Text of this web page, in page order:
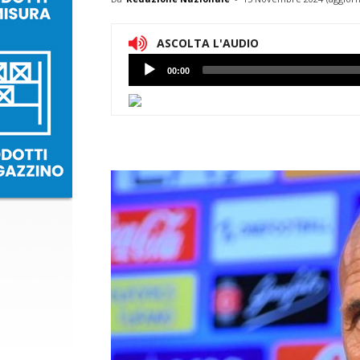
ASCOLTA L'AUDIO
Lettore
Audio
00:00